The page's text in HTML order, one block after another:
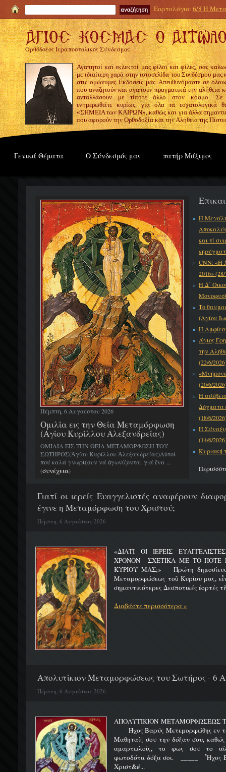
Εορτολόγιο: 6/8 Η
Ορθόδοξος Ιεραποστολικός Σύνδεσμος
Αγαπητοί και εκλεκτοί μας φίλοι και φίλες, σας
με ιδιαίτερη χαρά στην ιστοσελίδα του Συνδέσμου μας
στις ομώνυμες Εκδόσεις μας. Απευθυνόμαστε σε
που αναζητούν και αγαπούν πραγματικά την αλήθεια
ανταλλάσουν με τίποτε άλλο στον κόσμο.
ενημερωθείτε κυρίως, για όλα τα εσχατολογικά
«ΣΗΜΕΙΑ των ΚΑΙΡΩΝ», καθώς και για άλλα
που αφορούν την Ορθοδοξία και την Αλήθεια της
Γενικά Θέματα Ο Σύνδεσμός μας πατήρ Μάξιμος
Πέμπτη, 6 Αυγούστου 2026
Ομιλία εις την Θεία Μεταμόρφωση
(Αγίου Κυρίλλου Αλεξανδρείας)
ΟΜΙΛΙΑ ΕΙΣ ΤΗΝ ΘΕΙΑ ΜΕΤΑΜΟΡΦΩΣΗ ΤΟΥ
ΣΩΤΗΡΟΣ(Ἁγίου Κυρίλλου Ἀλεξανδρείας)Αὐτοί
πού καλά γνωρίζουν νά ἀγωνίζονται γιά ἕνα ...
(συνέχεια)
Η Μεγάλη
και τί
CNN: «Η
2016»
Η Δ΄
Το
(Αγίου
Η
Άγιος
την
(22/6/
(20/6/
Η
Δόγματα
(18/6/
Η
(14/6/
Κυριακή
Γιατί οι ιερείς Ευαγγελιστές αναφέρουν
έγινε η Μεταμόρφωση του Χριστού;
Πέμπτη, 6 Αυγούστου 2026
«ΔΙΑΤΙ ΟΙ ΙΕΡΕΙΣ
ΧΡΟΝΟΝ ΣΧΕΤΙΚΑ ΜΕ ΤΟ ΠΟΤΕ
ΚΥΡΙΟΥ ΜΑΣ;» Πρώτη
Μεταμορφώσεως τοῦ Κυρίου μας,
σημαντικότερες Δεσποτικές ἑορτές
Διαβάστε περισσότερα »
Απολυτίκιον Μεταμορφώσεως του Σωτήρος - 6
Πέμπτη, 6 Αυγούστου 2026
ΑΠΟΛΥΤΙΚΙΟΝ
Ήχος Βαρύς Μετεμορφώθης εν τω
Μαθηταίς σου την δόξαν σου,
αμαρτωλοίς, το φως σου το
φωτοδότα δόξα σοι. _____ Ἦχος
Χριστ&#...